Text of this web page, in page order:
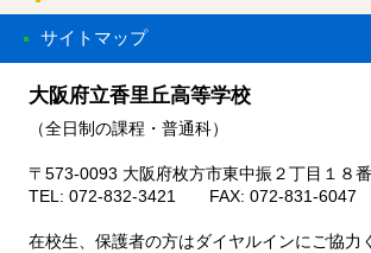
サイトマップ
大阪府立香里丘高等学校
（全日制の課程・普通科）
〒573-0093 大阪府枚方市東中振２丁目１８
TEL: 072-832-3421 FAX: 072-831-6047
在校生、保護者の方はダイヤルインにご協力